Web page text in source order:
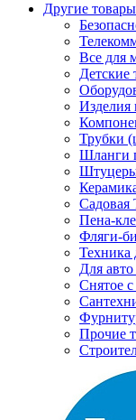
Другие товары
Все для
Детские
Изделия
Трубки
Шланги
Садовая
Пена-
Фляги-
Техника
Для
Снятое
Прочие